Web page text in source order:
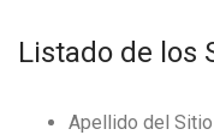
Listado de los
Apellido del Sitio